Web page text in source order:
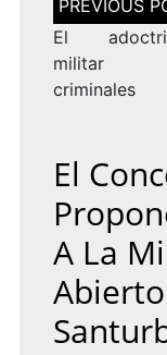
de
entradas
El
militar
criminales
El
A La